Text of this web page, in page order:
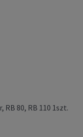
80, RB 110 1szt.